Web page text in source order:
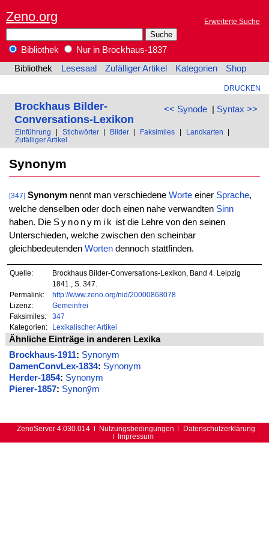
Zeno.org Erweiterte Suche
Bibliothek
Nur in Brockhaus-1837
Bibliothek
Lesesaal Zufälliger Artikel Kategorien Shop
DRUCKEN
<< Synode| Syntax >>
Brockhaus Bilder-
Conversations-Lexikon
Einführung Stichwörter Bilder Faksimiles Landkarten
Zufälliger Artikel
Synonym
[347] Synonymnennt man verschiedene Worteeiner Sprache,
welche denselben oder doch einen nahe verwandten Sinn
haben. Die Synonymik ist die Lehre von den seinen
Unterschieden, welche zwischen den scheinbar
gleichbedeutenden Wortendennoch stattfinden.
Quelle:
Brockhaus Bilder-Conversations-Lexikon, Band 4. Leipzig
1841., S. 347.
Permalink:
http://www.zeno.org/nid/20000868078
Lizenz:
Gemeinfrei
Faksimiles:
347
Kategorien:
Lexikalischer Artikel
Ähnliche Einträge in anderen Lexika
Brockhaus-1911: Synonym
DamenConvLex-1834: Synonym
Herder-1854: Synonym
Pierer-1857: Synonȳm
ZenoServer 4.030.014 Nutzungsbedingungen
Datenschutzerklärung
Impressum